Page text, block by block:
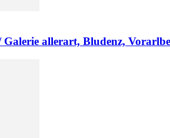
Galerie allerart, Bludenz,